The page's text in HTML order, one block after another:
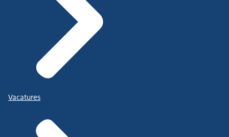
Vacatures